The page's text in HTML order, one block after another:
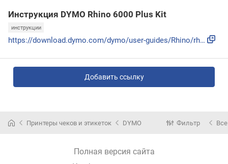
Инструкция DYMO Rhino 6000 Plus Kit
инструкции
https://download.dymo.com/dymo/user-guides/Rhino/rhino-indu...
Добавить ссылку
Принтеры чеков и этикеток DYMO Фильтр
Полная версия сайта